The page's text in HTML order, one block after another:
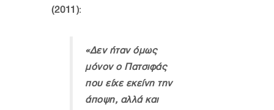
(2011):
«Δεν ήταν όμως
μόνον ο Πατσιφάς
που είχε εκείνη την
άποψη, αλλά και